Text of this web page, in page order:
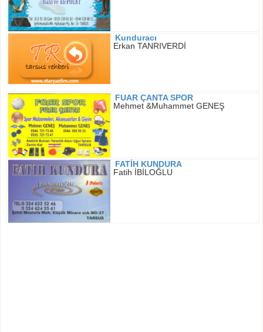
Kunduracı
Erkan TANRIVERDİ
FUAR ÇANTA SPOR
Mehmet &Muhammet GENEŞ
FATİH KUNDURA
Fatih İBİLOĞLU